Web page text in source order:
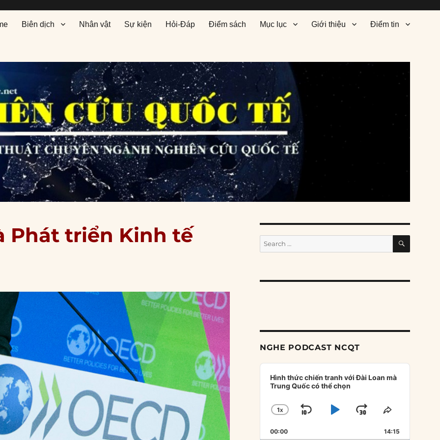
Biên dịch Nhân vật Sự kiện Hỏi-Đáp Điểm sách Mục lục Giới thiệu Điểm tin
Phát triển Kinh tế
Search
for:
SEARCH
NGHE PODCAST NCQT
Audio
Player
Hình thức chiến tranh với Đài Loan mà
Trung Quốc có thể chọn
CHANGE
RATE
1X
SKIP
BACKWARD
PLAYJUMP
FORWARD
SHARE
EPISODE
00:00 14:15